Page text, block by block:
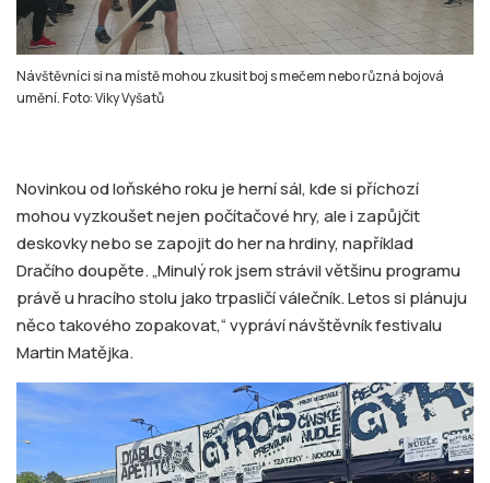
Návštěvníci si na místě mohou zkusit boj s mečem nebo různá bojová
umění. Foto: Viky Vyšatů
Novinkou od loňského roku je herní sál, kde si příchozí
mohou vyzkoušet nejen počítačové hry, ale i zapůjčit
deskovky nebo se zapojit do her na hrdiny, například
Dračího doupěte. „Minulý rok jsem strávil většinu programu
právě u hracího stolu jako trpasličí válečník. Letos si plánuju
něco takového zopakovat,“ vypráví návštěvník festivalu
Martin Matějka.